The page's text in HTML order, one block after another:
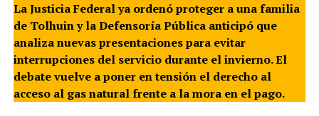
La Justicia Federal ya ordenó proteger a una familia
de Tolhuin y la Defensoría Pública anticipó que
analiza nuevas presentaciones para evitar
interrupciones del servicio durante el invierno. El
debate vuelve a poner en tensión el derecho al
acceso al gas natural frente a la mora en el pago.